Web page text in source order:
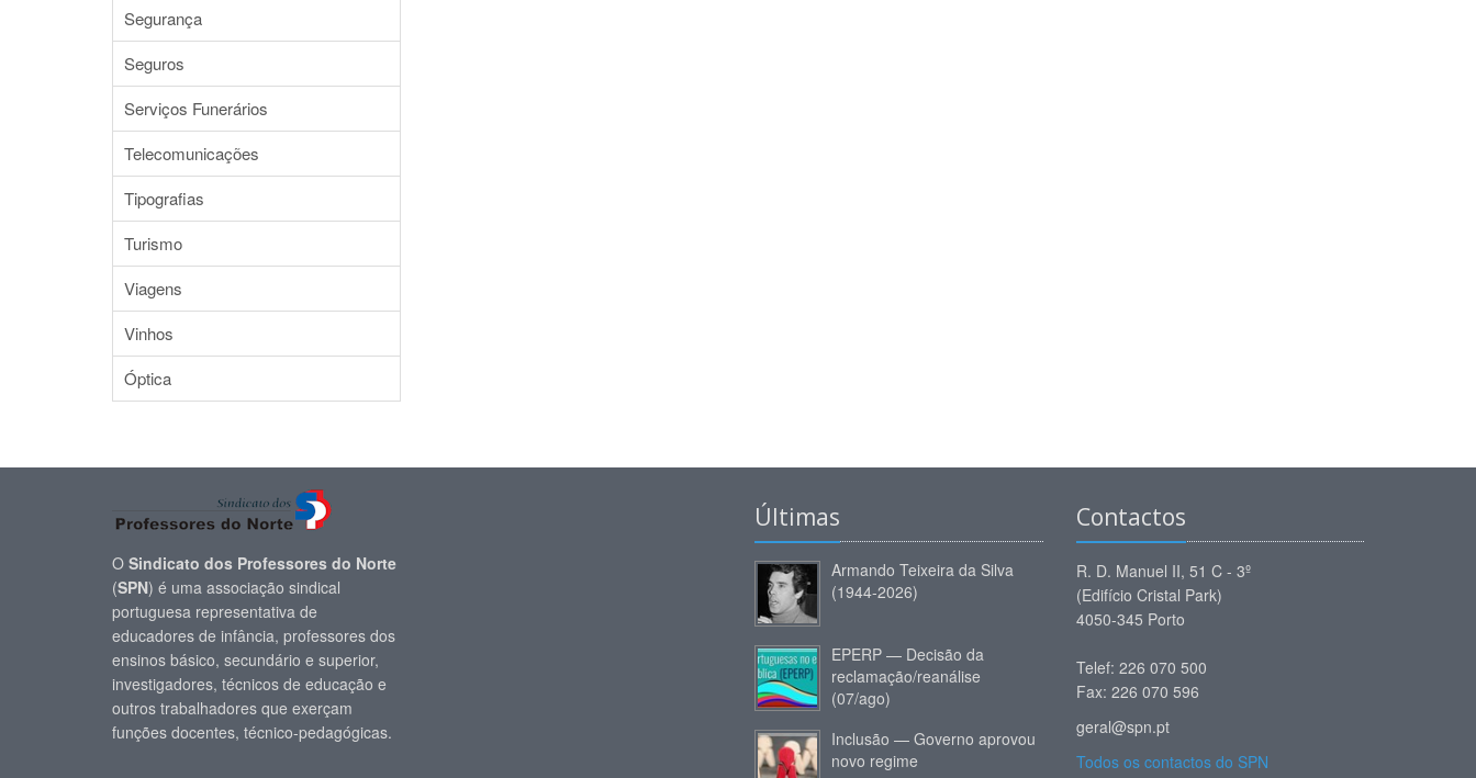
Segurança
Seguros
Serviços Funerários
Telecomunicações
Tipografias
Turismo
Viagens
Vinhos
Óptica
O Sindicato dos Professores do Norte
(SPN) é uma associação sindical
portuguesa representativa de
educadores de infância, professores dos
ensinos básico, secundário e superior,
investigadores, técnicos de educação e
outros trabalhadores que exerçam
funções docentes, técnico-pedagógicas.
Últimas
Armando Teixeira da Silva
(1944-2026)
EPERP — Decisão da
reclamação/reanálise
(07/ago)
Inclusão — Governo aprovou
novo regime
Contactos
R. D. Manuel II, 51 C - 3º
(Edifício Cristal Park)
4050-345 Porto
Telef: 226 070 500
Fax: 226 070 596
geral@spn.pt
Todos os contactos do SPN